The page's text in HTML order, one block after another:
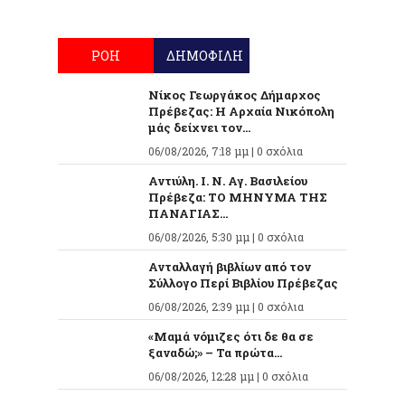
ΡΟΗ ΔΗΜΟΦΙΛΗ
Νίκος Γεωργάκος Δήμαρχος
Πρέβεζας: Η Αρχαία Νικόπολη
μάς δείχνει τον...
06/08/2026, 7:18 μμ | 0 σχόλια
Αντιύλη. Ι. Ν. Αγ. Βασιλείου
Πρέβεζα: ΤΟ ΜΗΝΥΜΑ ΤΗΣ
ΠΑΝΑΓΙΑΣ...
06/08/2026, 5:30 μμ | 0 σχόλια
Ανταλλαγή βιβλίων από τον
Σύλλογο Περί Βιβλίου Πρέβεζας
06/08/2026, 2:39 μμ | 0 σχόλια
«Μαμά νόμιζες ότι δε θα σε
ξαναδώ;» – Τα πρώτα...
06/08/2026, 12:28 μμ | 0 σχόλια